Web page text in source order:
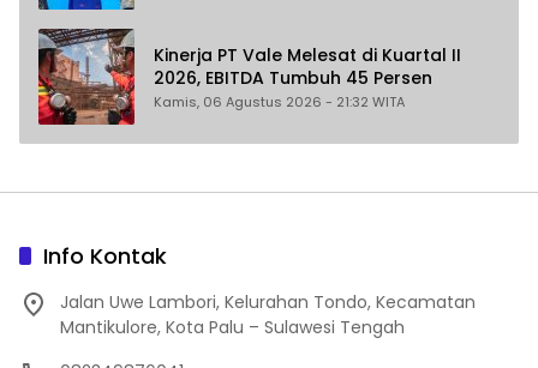
Kinerja PT Vale Melesat di Kuartal II
2026, EBITDA Tumbuh 45 Persen
Kamis, 06 Agustus 2026 - 21:32 WITA
Info Kontak
Jalan Uwe Lambori, Kelurahan Tondo, Kecamatan
Mantikulore, Kota Palu – Sulawesi Tengah